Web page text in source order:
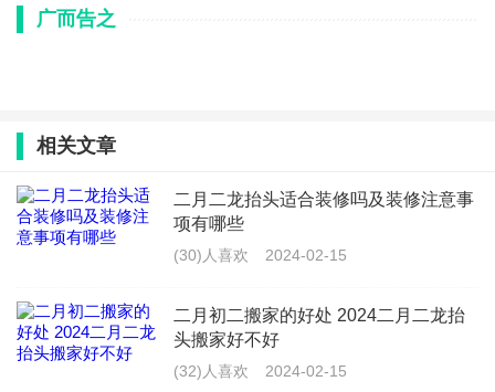
广而告之
相关文章
二月二龙抬头适合装修吗及装修注意事
项有哪些
(30)人喜欢 2024-02-15
二月初二搬家的好处 2024二月二龙抬
头搬家好不好
(32)人喜欢 2024-02-15